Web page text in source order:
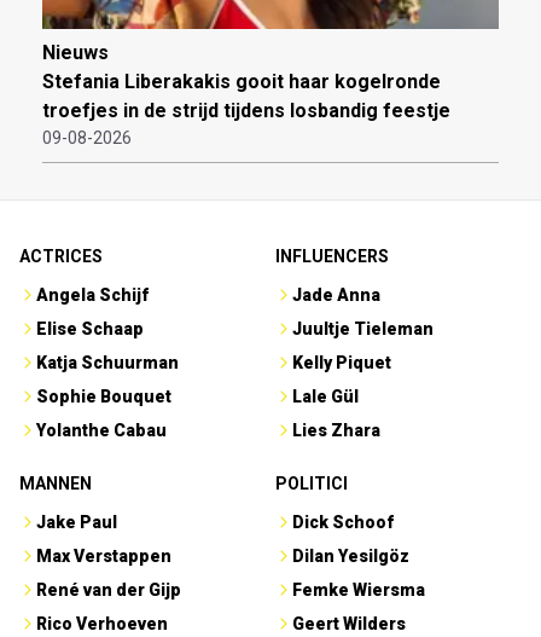
Nieuws
Stefania Liberakakis gooit haar kogelronde
troefjes in de strijd tijdens losbandig feestje
09-08-2026
ACTRICES
Angela Schijf
Elise Schaap
Katja Schuurman
Sophie Bouquet
Yolanthe Cabau
INFLUENCERS
Jade Anna
Juultje Tieleman
Kelly Piquet
Lale Gül
Lies Zhara
MANNEN
Jake Paul
Max Verstappen
René van der Gijp
Rico Verhoeven
POLITICI
Dick Schoof
Dilan Yesilgöz
Femke Wiersma
Geert Wilders